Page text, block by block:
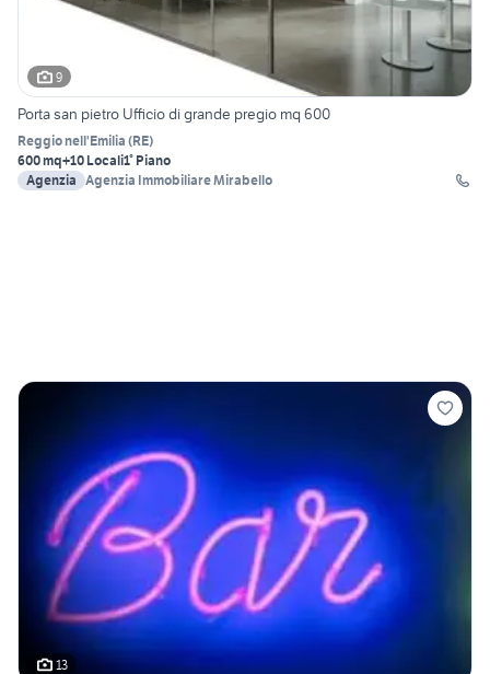
9
Porta san pietro Ufficio di grande pregio mq 600
Reggio nell'Emilia (RE)
600 mq+10 Locali1° Piano
Agenzia Agenzia Immobiliare Mirabello
13